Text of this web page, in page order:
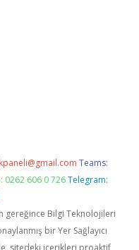
Teams:
0262 606 0 726 Telegram:
gereğince Bilgi Teknolojileri
bir Yer Sağlayıcı
sitedeki içerikleri proaktif